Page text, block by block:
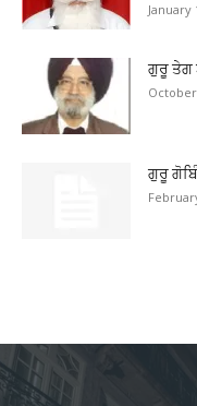
January
ਗੁਰੂ ਤੇਗ
October
ਗੁਰੂ